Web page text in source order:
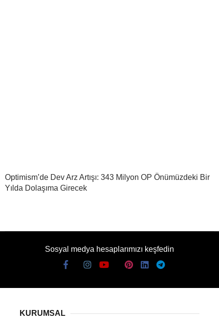
Optimism’de Dev Arz Artışı: 343 Milyon OP Önümüzdeki Bir
Yılda Dolaşıma Girecek
Sosyal medya hesaplarımızı keşfedin
KURUMSAL